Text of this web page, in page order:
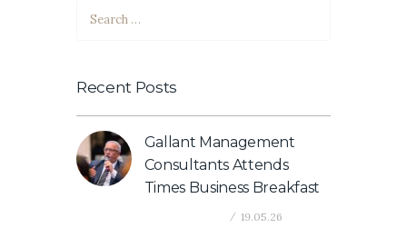
Search
Recent Posts
Gallant Management
Consultants Attends
Times Business Breakfast
19.05.26